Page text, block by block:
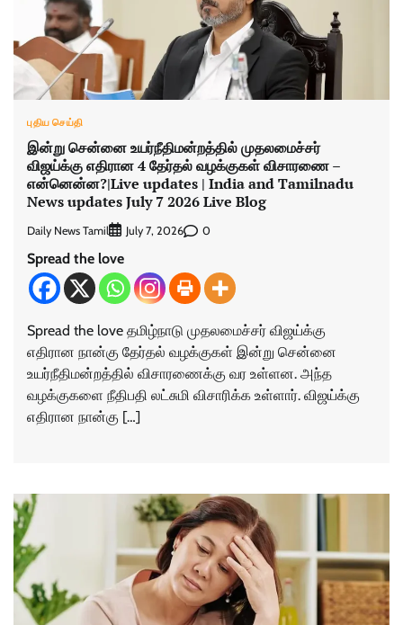
புதிய செய்தி
இன்று சென்னை உயர்நீதிமன்றத்தில் முதலமைச்சர்
விஜய்க்கு எதிரான 4 தேர்தல் வழக்குகள் விசாரணை –
என்னென்ன?|Live updates | India and Tamilnadu
News updates July 7 2026 Live Blog
Daily News Tamil July 7, 2026 0
Spread the love
Spread the love தமிழ்நாடு முதலமைச்சர் விஜய்க்கு
எதிரான நான்கு தேர்தல் வழக்குகள் இன்று சென்னை
உயர்நீதிமன்றத்தில் விசாரணைக்கு வர உள்ளன. அந்த
வழக்குகளை நீதிபதி லட்சுமி விசாரிக்க உள்ளார். விஜய்க்கு
எதிரான நான்கு […]